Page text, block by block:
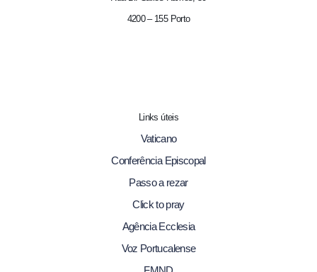
4200 – 155 Porto
Links úteis
Vaticano
Conferência Episcopal
Passo a rezar
Click to pray
Agência Ecclesia
Voz Portucalense